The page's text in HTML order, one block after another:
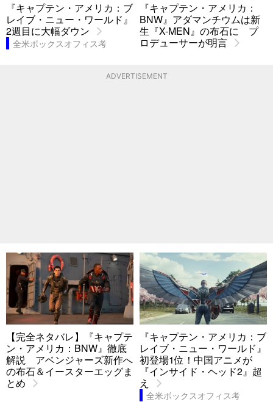
『キャプテン・アメリカ：ブ
レイブ・ニュー・ワールド』
2週目に大幅ダウン
全米ボックスオフィス考
『キャプテン・アメリカ：
BNW』アダマンチウムは新
生『X-MEN』の布石に プ
ロデューサーが明言
ADVERTISEMENT
【完全ネタバレ】『キャプテ
ン・アメリカ：BNW』徹底
解説 アベンジャーズ新作へ
の布石＆イースターエッグま
とめ
『キャプテン・アメリカ：ブ
レイブ・ニュー・ワールド』
初登場1位！中国アニメが
『インサイド・ヘッド2』超
え
全米ボックスオフィス考